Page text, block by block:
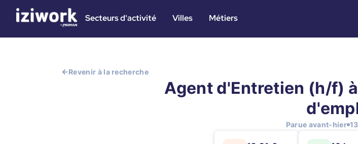
Secteurs d'activité Villes Métiers
Revenir à la recherche
Agent d'Entretien (h/f)
Parue avant-hier